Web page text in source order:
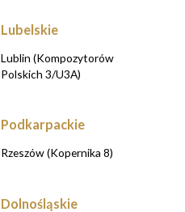
Lubelskie
Lublin (Kompozytorów
Polskich 3/U3A)
Podkarpackie
Rzeszów (Kopernika 8)
Dolnośląskie